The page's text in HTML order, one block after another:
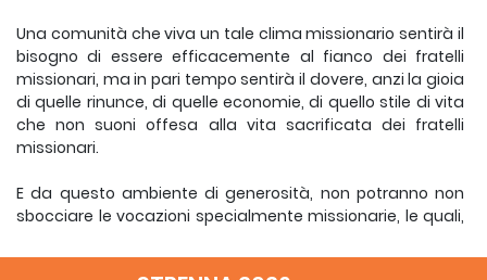
Una comunità che viva un tale clima missionario sentirà il
bi­sogno di essere efficacemente al fianco dei fratelli
missionari, ma in pari tempo sentirà il dovere, anzi la gioia
di quelle rinunce, di quelle economie, di quello stile di vita
che non suoni offesa alla vita sacrifi­cata dei fratelli
missionari.
E da questo ambiente di generosità, non potranno non
sbocciare le vocazioni specialmente missionarie, le quali,
mediocrità e di comodismo.